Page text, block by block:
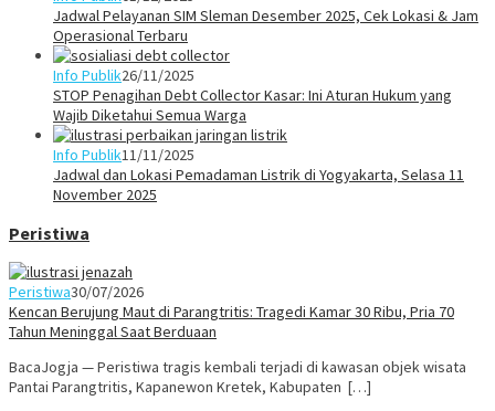
Jadwal Pelayanan SIM Sleman Desember 2025, Cek Lokasi & Jam
Operasional Terbaru
Info Publik26/11/2025
STOP Penagihan Debt Collector Kasar: Ini Aturan Hukum yang
Wajib Diketahui Semua Warga
Info Publik11/11/2025
Jadwal dan Lokasi Pemadaman Listrik di Yogyakarta, Selasa 11
November 2025
Peristiwa
Peristiwa30/07/2026
Kencan Berujung Maut di Parangtritis: Tragedi Kamar 30 Ribu, Pria 70
Tahun Meninggal Saat Berduaan
BacaJogja — Peristiwa tragis kembali terjadi di kawasan objek wisata
Pantai Parangtritis, Kapanewon Kretek, Kabupaten […]